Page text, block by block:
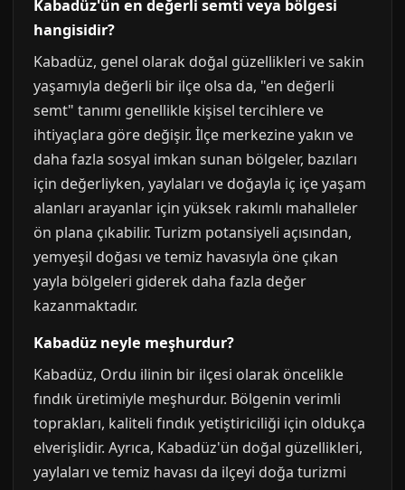
Kabadüz'ün en değerli semti veya bölgesi
hangisidir?
Kabadüz, genel olarak doğal güzellikleri ve sakin
yaşamıyla değerli bir ilçe olsa da, "en değerli
semt" tanımı genellikle kişisel tercihlere ve
ihtiyaçlara göre değişir. İlçe merkezine yakın ve
daha fazla sosyal imkan sunan bölgeler, bazıları
için değerliyken, yaylaları ve doğayla iç içe yaşam
alanları arayanlar için yüksek rakımlı mahalleler
ön plana çıkabilir. Turizm potansiyeli açısından,
yemyeşil doğası ve temiz havasıyla öne çıkan
yayla bölgeleri giderek daha fazla değer
kazanmaktadır.
Kabadüz neyle meşhurdur?
Kabadüz, Ordu ilinin bir ilçesi olarak öncelikle
fındık üretimiyle meşhurdur. Bölgenin verimli
toprakları, kaliteli fındık yetiştiriciliği için oldukça
elverişlidir. Ayrıca, Kabadüz'ün doğal güzellikleri,
yaylaları ve temiz havası da ilçeyi doğa turizmi